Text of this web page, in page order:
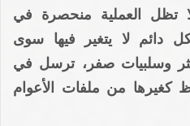
تظل العملية منحصرة في
دائم لا يتغير فيها سوى
كثر وسلبيات صفر، ترسل في
كغيرها من ملفات الأعوام